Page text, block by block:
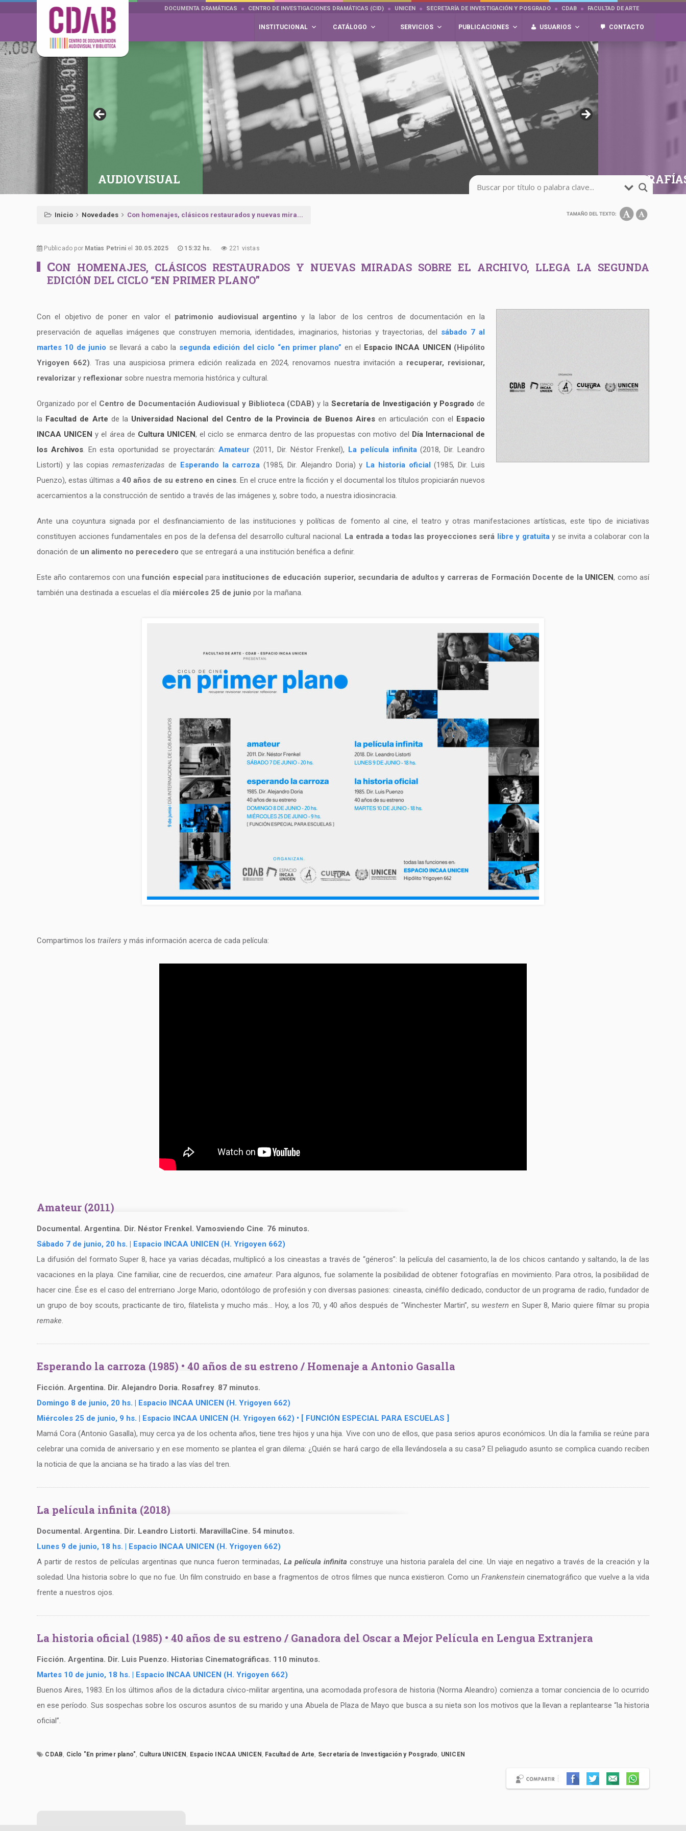
DOCUMENTA DRAMÁTICAS CENTRO DE INVESTIGACIONES DRAMÁTICAS (CID) UNICEN SECRETARÍA DE INVESTIGACIÓN Y POSGRADO CDAB FACULTAD DE ARTE
INSTITUCIONAL CATÁLOGO SERVICIOS PUBLICACIONES USUARIOS CONTACTO
AUDIOVISUAL
Inicio Novedades Con homenajes, clásicos restaurados y nuevas mira...
Publicado por Matias Petrini el 30.05.2025 15:32 hs. 221 vistas
CON HOMENAJES, CLÁSICOS RESTAURADOS Y NUEVAS MIRADAS SOBRE EL ARCHIVO, LLEGA LA SEGUNDA
EDICIÓN DEL CICLO “EN PRIMER PLANO”
Con el objetivo de poner en valor el patrimonio audiovisual argentino y la labor de los centros de documentación en la
preservación de aquellas imágenes que construyen memoria, identidades, imaginarios, historias y trayectorias, del sábado 7 al
martes 10 de junio se llevará a cabo la segunda edición del ciclo “en primer plano” en el Espacio INCAA UNICEN (Hipólito
Yrigoyen 662). Tras una auspiciosa primera edición realizada en 2024, renovamos nuestra invitación a recuperar, revisionar,
revalorizar y reflexionar sobre nuestra memoria histórica y cultural.
Organizado por el Centro de Documentación Audiovisual y Biblioteca (CDAB) y la Secretaría de Investigación y Posgrado de
la Facultad de Arte de la Universidad Nacional del Centro de la Provincia de Buenos Aires en articulación con el Espacio
INCAA UNICEN y el área de Cultura UNICEN, el ciclo se enmarca dentro de las propuestas con motivo del Día Internacional de
los Archivos. En esta oportunidad se proyectarán:Amateur (2011, Dir. Néstor Frenkel), La película infinita(2018, Dir. Leandro
Listorti) y las copiasremasterizadas de Esperando la carroza (1985, Dir. Alejandro Doria) y La historia oficial (1985, Dir. Luis
Puenzo), estas últimas a40 años de su estreno en cines. En el cruce entre la ficción y el documental los títulos propiciarán nuevos
acercamientos a la construcción de sentido a través de las imágenes y, sobre todo, a nuestra idiosincracia.
Ante una coyuntura signada por el desfinanciamiento de las instituciones y políticas de fomento al cine, el teatro y otras manifestaciones artísticas, este tipo de iniciativas
constituyen acciones fundamentales en pos de la defensa del desarrollo cultural nacional. La entrada a todas las proyecciones será libre y gratuitay se invita a colaborar con la
donación de un alimento no perecedero que se entregará a una institución benéfica a definir.
Este año contaremos con unafunción especial para instituciones de educación superior, secundaria de adultos y carreras de Formación Docente de la UNICEN, como así
también una destinada a escuelas el día miércoles 25 de junio por la mañana.
Compartimos los trailers y más información acerca de cada película:
Amateur (2011)
Documental. Argentina. Dir. Néstor Frenkel. Vamosviendo Cine. 76 minutos.
Sábado 7 de junio, 20 hs. | Espacio INCAA UNICEN (H. Yrigoyen 662)
La difusión del formato Super 8, hace ya varias décadas, multiplicó a los cineastas a través de “géneros”: la película del casamiento, la de los chicos cantando y saltando, la de las
vacaciones en la playa. Cine familiar, cine de recuerdos, cine amateur. Para algunos, fue solamente la posibilidad de obtener fotografías en movimiento. Para otros, la posibilidad de
hacer cine. Ése es el caso del entrerriano Jorge Mario, odontólogo de profesión y con diversas pasiones: cineasta, cinéfilo dedicado, conductor de un programa de radio, fundador de
un grupo de boy scouts, practicante de tiro, filatelista y mucho más… Hoy, a los 70, y 40 años después de “Winchester Martin”, su western en Super 8, Mario quiere filmar su propia
remake.
Esperando la carroza (1985) • 40 años de su estreno / Homenaje a Antonio Gasalla
Ficción. Argentina. Dir. Alejandro Doria. Rosafrey. 87 minutos.
Domingo 8 de junio, 20 hs. | Espacio INCAA UNICEN (H. Yrigoyen 662)
Miércoles 25 de junio, 9 hs. | Espacio INCAA UNICEN (H. Yrigoyen 662) • [ FUNCIÓN ESPECIAL PARA ESCUELAS ]
Mamá Cora (Antonio Gasalla), muy cerca ya de los ochenta años, tiene tres hijos y una hija. Vive con uno de ellos, que pasa serios apuros económicos. Un día la familia se reúne para
celebrar una comida de aniversario y en ese momento se plantea el gran dilema: ¿Quién se hará cargo de ella llevándosela a su casa? El peliagudo asunto se complica cuando reciben
la noticia de que la anciana se ha tirado a las vías del tren.
La película infinita (2018)
Documental. Argentina. Dir. Leandro Listorti. MaravillaCine. 54 minutos.
Lunes 9 de junio, 18 hs. | Espacio INCAA UNICEN (H. Yrigoyen 662)
A partir de restos de películas argentinas que nunca fueron terminadas,La película infinita construye una historia paralela del cine. Un viaje en negativo a través de la creación y la
soledad. Una historia sobre lo que no fue. Un film construido en base a fragmentos de otros filmes que nunca existieron. Como un Frankenstein cinematográfico que vuelve a la vida
frente a nuestros ojos.
La historia oficial (1985) • 40 años de su estreno / Ganadora del Oscar a Mejor Película en Lengua Extranjera
Ficción. Argentina. Dir. Luis Puenzo. Historias Cinematográficas. 110 minutos.
Martes 10 de junio, 18 hs. | Espacio INCAA UNICEN (H. Yrigoyen 662)
Buenos Aires, 1983. En los últimos años de la dictadura cívico-militar argentina, una acomodada profesora de historia (Norma Aleandro) comienza a tomar conciencia de lo ocurrido
en ese período. Sus sospechas sobre los oscuros asuntos de su marido y una Abuela de Plaza de Mayo que busca a su nieta son los motivos que la llevan a replantearse “la historia
oficial”.
CDAB, Ciclo "En primer plano", Cultura UNICEN , Espacio INCAA UNICEN , Facultad de Arte, Secretaría de Investigación y Posgrado, UNICEN